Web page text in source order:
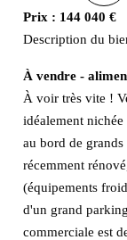
Prix : 144 040 €
Description du
À vendre -
À voir très vite !
idéalement
au bord de grands
récemment
(équipements
d'un grand
commerciale est